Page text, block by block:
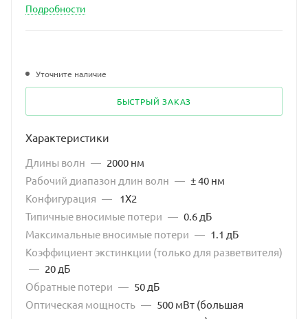
Подробности
Уточните наличие
БЫСТРЫЙ ЗАКАЗ
Характеристики
Длины волн — 2000 нм
Рабочий диапазон длин волн — ± 40 нм
Конфигурация —
1X2
Типичные вносимые потери — 0.6 дБ
Максимальные вносимые потери — 1.1 дБ
Коэффициент экстинкции (только для разветвителя)
— 20 дБ
Обратные потери — 50 дБ
Оптическая мощность — 500 мВт (большая